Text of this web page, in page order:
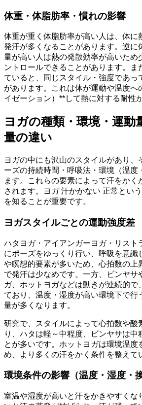
体重・体脂肪率・慣れの影響
体重が重く体脂肪率が高い人は、体に
発汗が多くなることがあります。逆に
量が高い人は熱の発散効率が高いため
ントロールできることがあります。ま
ていると、同じスタイル・強度であっ
があります。これは体が運動や温度へ
イゼーション）**して熱に対する耐性
ヨガの種類・環境・運動
量の違い
ヨガの中にも沢山のスタイルがあり、
ーズの持続時間・呼吸法・環境（温度
ます。これらの要素によって汗をかく
されます。ヨガ 汗かかない 正常とい
を知ることが重要です。
ヨガスタイルごとの運動強度差
ハタヨガ・アイアンガーヨガ・リスト
にポーズをゆっくり行い、呼吸を意識
や瞑想的要素が多いため、心拍数の上
で発汗は少なめです。一方、ビンヤサ
ガ、ホットヨガなどは動きが連続的で
ており、温度・湿度が高い環境下で行
量が多くなります。
研究で、スタイルによって心拍数や酸
り、ハタは軽～中程度、ビンヤサは中
とが多いです。ホットヨガは環境温度
め、より多くの汗をかく条件を整えて
環境条件の影響（温度・湿度・
室温や湿度が高いと汗をかきやすくな